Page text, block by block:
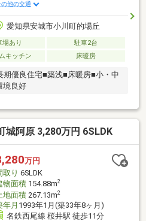
の他の交通
愛知県安城市小川町的場丘
場あり
駐車2台
キッチン 床暖房
優良住宅■築浅■床暖房■小・中
境良好
城阿原 3,280万円 6SLDK
万円
取り 6SLDK
物面積154.88m2
地面積267.13m2
年月 1993年1月(築33年8ヶ月)
名鉄西尾線 桜井駅 徒歩11分